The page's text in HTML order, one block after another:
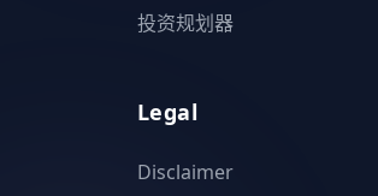
投资规划器
Legal
Disclaimer